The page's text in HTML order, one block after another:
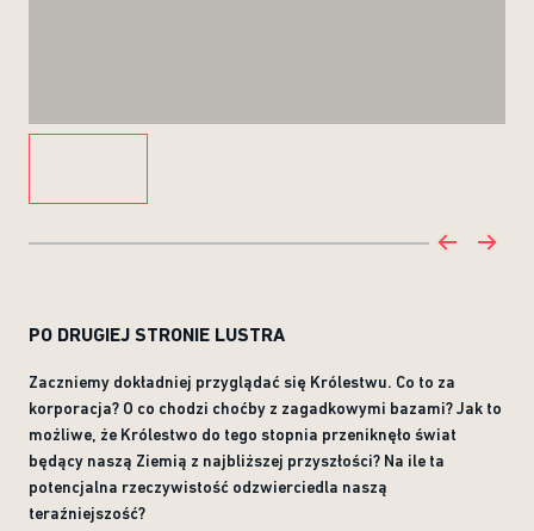
PO DRUGIEJ STRONIE LUSTRA
Zaczniemy dokładniej przyglądać się Królestwu. Co to za
korporacja? O co chodzi choćby z zagadkowymi bazami? Jak to
możliwe, że Królestwo do tego stopnia przeniknęło świat
będący naszą Ziemią z najbliższej przyszłości? Na ile ta
potencjalna rzeczywistość odzwierciedla naszą
teraźniejszość?